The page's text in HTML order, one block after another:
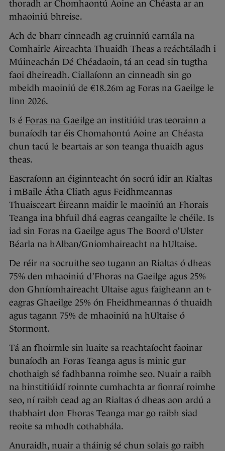
thoradh ar Chomhaontú Aoine an Chéasta ar an
mhaoiniú bhreise.
Ach de bharr cinneadh ag cruinniú earnála na
Comhairle Aireachta Thuaidh Theas a reáchtáladh i
Múineachán Dé Chéadaoin, tá an cead sin tugtha
faoi dheireadh. Ciallaíonn an cinneadh sin go
mbeidh maoiniú de €18.26m ag Foras na Gaeilge le
linn 2026.
Is é Foras na Gaeilge an institiúid tras teorainn a
bunaíodh tar éis Chomahontú Aoine an Chéasta
chun tacú le beartais ar son teanga thuaidh agus
theas.
Eascraíonn an éiginnteacht ón socrú idir an Rialtas
i mBaile Átha Cliath agus Feidhmeannas
Thuaisceart Éireann maidir le maoiniú an Fhorais
Teanga ina bhfuil dhá eagras ceangailte le chéile. Is
iad sin Foras na Gaeilge agus The Boord o’Ulster
Béarla na hAlban/Gniomhaireacht na hUltaise.
De réir na socruithe seo tugann an Rialtas ó dheas
75% den mhaoiniú d’Fhoras na Gaeilge agus 25%
don Ghníomhaireacht Ultaise agus faigheann an t-
eagras Ghaeilge 25% ón Fheidhmeannas ó thuaidh
agus tagann 75% de mhaoiniú na hUltaise ó
Stormont.
Tá an fhoirmle sin luaite sa reachtaíocht faoinar
bunaíodh an Foras Teanga agus is minic gur
chothaigh sé fadhbanna roimhe seo. Nuair a raibh
na hinstitiúidí roinnte cumhachta ar fionraí roimhe
seo, ní raibh cead ag an Rialtas ó dheas aon ardú a
thabhairt don Fhoras Teanga mar go raibh siad
reoite sa mhodh cothabhála.
Anuraidh, nuair a tháinig sé chun solais go raibh